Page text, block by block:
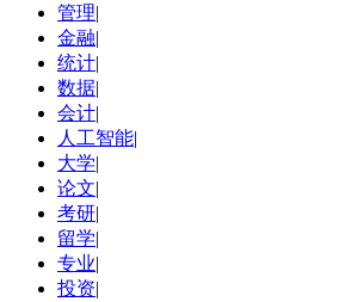
管理|
金融|
统计|
数据|
会计|
人工智能|
大学|
论文|
考研|
留学|
专业|
投资|